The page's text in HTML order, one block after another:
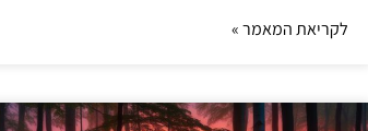
לקריאת המאמר »